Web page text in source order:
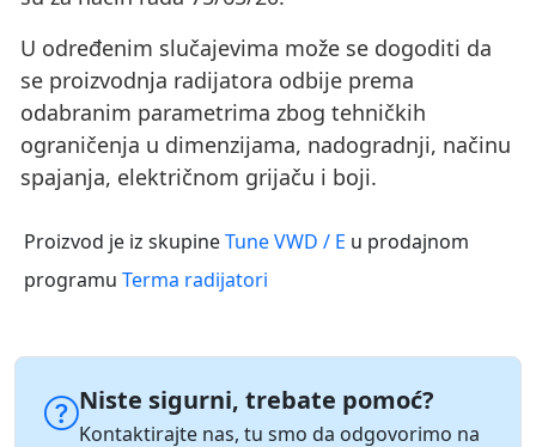
U određenim slučajevima može se dogoditi da
se proizvodnja radijatora odbije prema
odabranim parametrima zbog tehničkih
ograničenja u dimenzijama, nadogradnji, načinu
spajanja, električnom grijaču i boji.
Proizvod je iz skupineTune VWD / E u prodajnom
programu Terma radijatori
Niste sigurni, trebate pomoć?
Kontaktirajte nas, tu smo da odgovorimo na